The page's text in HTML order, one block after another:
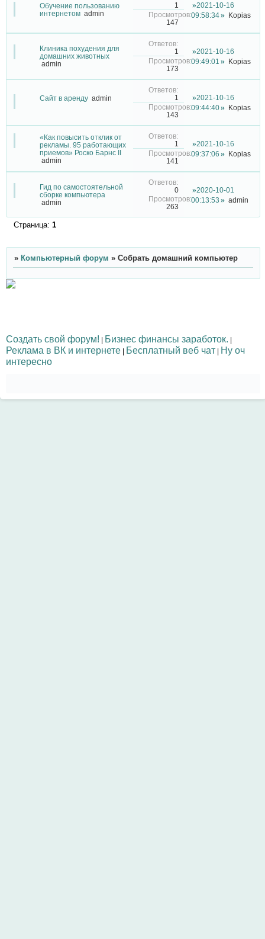
Обучение пользованию
интернетом admin
1
147
2021-10-16
09:58:34
Kopias
Клиника похудения для
домашних животных
admin
1
173
2021-10-16
09:49:01
Kopias
Сайт в аренду admin 1
143
2021-10-16
09:44:40
Kopias
«Как повысить отклик от
рекламы. 95 работающих
приемов» Роско Барнс II
admin
1
141
2021-10-16
09:37:06
Kopias
Гид по самостоятельной
сборке компьютера
admin
0
263
2020-10-01
00:13:53
admin
Страница: 1
» Компьютерный форум » Собрать домашний компьютер
Создать свой форум! | Бизнес финансы заработок. |
Реклама в ВК и интернете | Бесплатный веб чат | Ну оч
интересно